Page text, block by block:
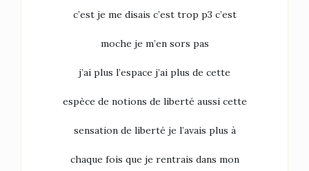
c’est je me disais c’est trop p3 c’est
moche je m’en sors pas
j’ai plus l’espace j’ai plus de cette
espèce de notions de liberté aussi cette
sensation de liberté je l’avais plus à
chaque fois que je rentrais dans mon